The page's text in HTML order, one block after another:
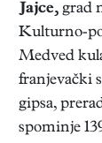
Jajce, grad
Kulturno-
Medved
franjevački
gipsa,
spominje